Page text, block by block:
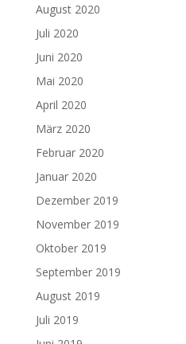
August 2020
Juli 2020
Juni 2020
Mai 2020
April 2020
März 2020
Februar 2020
Januar 2020
Dezember 2019
November 2019
Oktober 2019
September 2019
August 2019
Juli 2019